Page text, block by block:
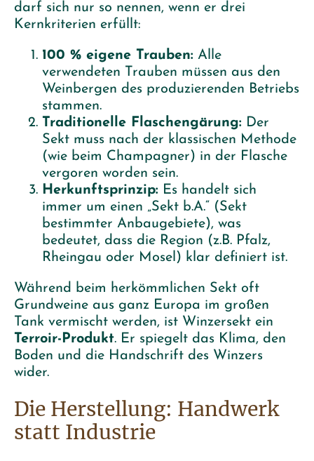
darf sich nur so nennen, wenn er drei
Kernkriterien erfüllt:
100 % eigene Trauben: Alle
verwendeten Trauben müssen aus den
Weinbergen des produzierenden Betriebs
stammen.
Traditionelle Flaschengärung: Der
Sekt muss nach der klassischen Methode
(wie beim Champagner) in der Flasche
vergoren worden sein.
Herkunftsprinzip: Es handelt sich
immer um einen „Sekt b.A.“ (Sekt
bestimmter Anbaugebiete), was
bedeutet, dass die Region (z.B. Pfalz,
Rheingau oder Mosel) klar definiert ist.
Während beim herkömmlichen Sekt oft
Grundweine aus ganz Europa im großen
Tank vermischt werden, ist Winzersekt ein
Terroir-Produkt. Er spiegelt das Klima, den
Boden und die Handschrift des Winzers
wider.
Die Herstellung: Handwerk
statt Industrie